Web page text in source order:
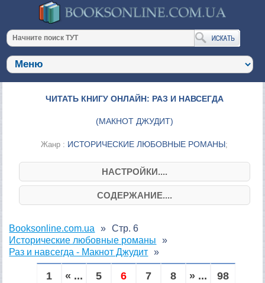
ЧИТАТЬ КНИГУ ОНЛАЙН: РАЗ И НАВСЕГДА
(МАКНОТ ДЖУДИТ)
Жанр : ИСТОРИЧЕСКИЕ ЛЮБОВНЫЕ РОМАНЫ;
НАСТРОЙКИ....
СОДЕРЖАНИЕ....
Booksonline.com.ua
Исторические любовные романы
Раз и навсегда - Макнот Джудит
Стр. 6
1 « ... 5 6 7 8 » ... 98